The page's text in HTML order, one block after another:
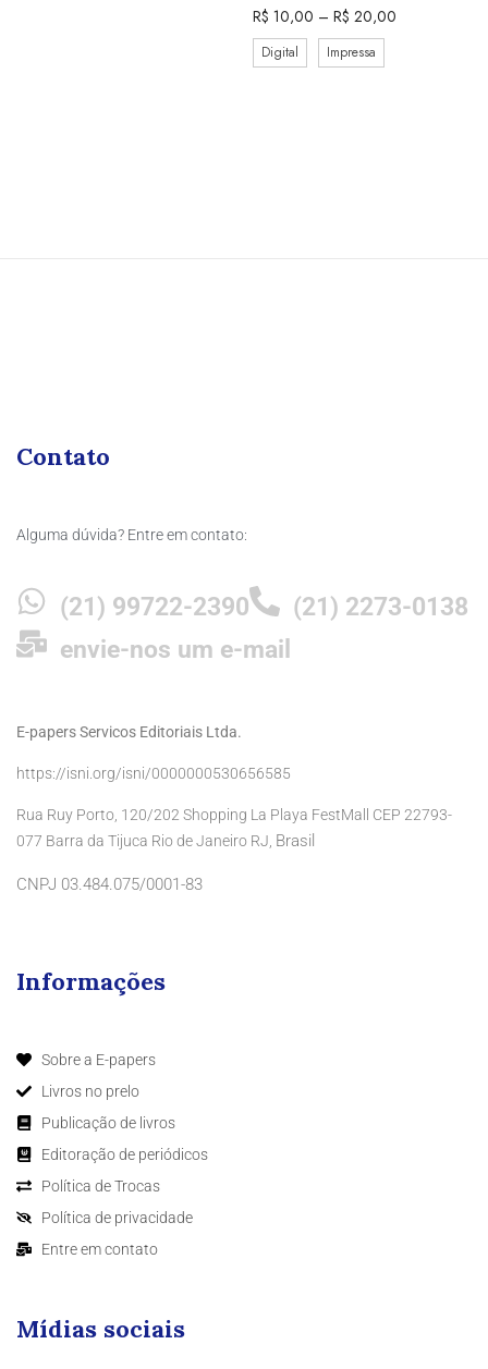
R$ 10,00 – R$ 20,00
Digital Impressa
Contato
Alguma dúvida? Entre em contato:
(21) 99722-2390
(21) 2273-0138
envie-nos um e-mail
E-papers Servicos Editoriais Ltda.
https://isni.org/isni/0000000530656585
Rua Ruy Porto, 120/202 Shopping La Playa FestMall CEP 22793-
077 Barra da Tijuca Rio de Janeiro RJ, Brasil
CNPJ 03.484.075/0001-83
Informações
Sobre a E-papers
Livros no prelo
Publicação de livros
Editoração de periódicos
Política de Trocas
Política de privacidade
Entre em contato
Mídias sociais